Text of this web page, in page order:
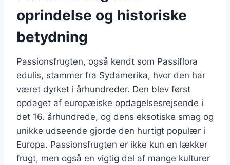
oprindelse og historiske
betydning
Passionsfrugten, også kendt som Passiflora
edulis, stammer fra Sydamerika, hvor den har
været dyrket i århundreder. Den blev først
opdaget af europæiske opdagelsesrejsende i
det 16. århundrede, og dens eksotiske smag og
unikke udseende gjorde den hurtigt populær i
Europa. Passionsfrugten er ikke kun en lækker
frugt, men også en vigtig del af mange kulturer